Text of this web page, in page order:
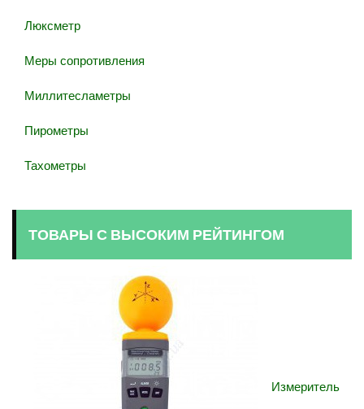
Люксметр
Меры сопротивления
Миллитесламетры
Пирометры
Тахометры
ТОВАРЫ С ВЫСОКИМ РЕЙТИНГОМ
Измеритель